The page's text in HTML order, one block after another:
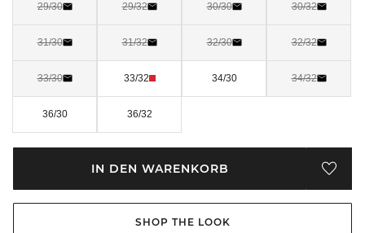
29/30 29/32 30/30 30/32
31/30 31/32 32/30 32/32
33/30 33/32 34/30 34/32
36/30 36/32
IN DEN WARENKORB
SHOP THE LOOK